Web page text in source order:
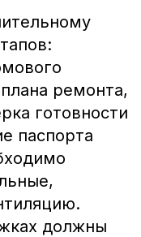
ремонта,
готовности
паспорта
должны